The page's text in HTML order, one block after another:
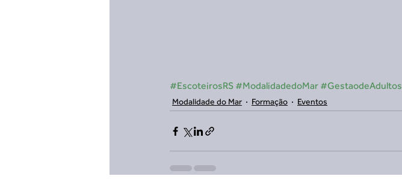
#EscoteirosRS #ModalidadedoMar #GestaodeAdultos
Modalidade do Mar Formação Eventos